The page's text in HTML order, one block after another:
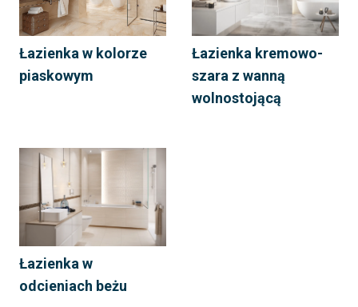
Łazienka w kolorze
piaskowym
Łazienka kremowo-
szara z wanną
wolnostojącą
Łazienka w
odcieniach beżu